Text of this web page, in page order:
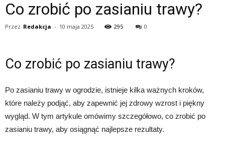
Co zrobić po zasianiu trawy?
Przez Redakcja - 10 maja 2025 295 0
Co zrobić po zasianiu trawy?
Po zasianiu trawy w ogrodzie, istnieje kilka ważnych kroków,
które należy podjąć, aby zapewnić jej zdrowy wzrost i piękny
wygląd. W tym artykule omówimy szczegółowo, co zrobić po
zasianiu trawy, aby osiągnąć najlepsze rezultaty.